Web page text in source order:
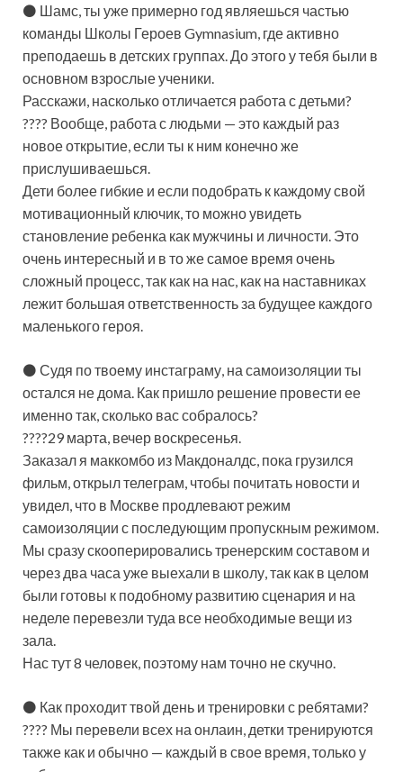
⚫ Шамс, ты уже примерно год являешься частью
команды Школы Героев Gymnasium, где активно
преподаешь в детских группах. До этого у тебя были в
основном взрослые ученики.
Расскажи, насколько отличается работа с детьми?
???? Вообще, работа с людьми — это каждый раз
новое открытие, если ты к ним конечно же
прислушиваешься.
Дети более гибкие и если подобрать к каждому свой
мотивационный ключик, то можно увидеть
становление ребенка как мужчины и личности. Это
очень интересный и в то же самое время очень
сложный процесс, так как на нас, как на наставниках
лежит большая ответственность за будущее каждого
маленького героя.
⚫ Судя по твоему инстаграму, на самоизоляции ты
остался не дома. Как пришло решение провести ее
именно так, сколько вас собралось?
????29 марта, вечер воскресенья.
Заказал я маккомбо из Макдоналдс, пока грузился
фильм, открыл телеграм, чтобы почитать новости и
увидел, что в Москве продлевают режим
самоизоляции с последующим пропускным режимом.
Мы сразу скооперировались тренерским составом и
через два часа уже выехали в школу, так как в целом
были готовы к подобному развитию сценария и на
неделе перевезли туда все необходимые вещи из
зала.
Нас тут 8 человек, поэтому нам точно не скучно.
⚫ Как проходит твой день и тренировки с ребятами?
???? Мы перевели всех на онлаин, детки тренируются
также как и обычно — каждый в свое время, только у